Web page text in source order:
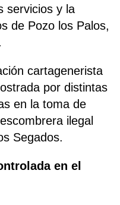
servicios y la
de Pozo los Palos,
cartagenerista
por distintas
en la toma de
ilegal
Segados.
en el